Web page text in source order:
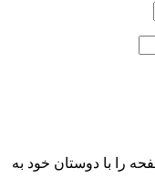
را با دوستان خود به